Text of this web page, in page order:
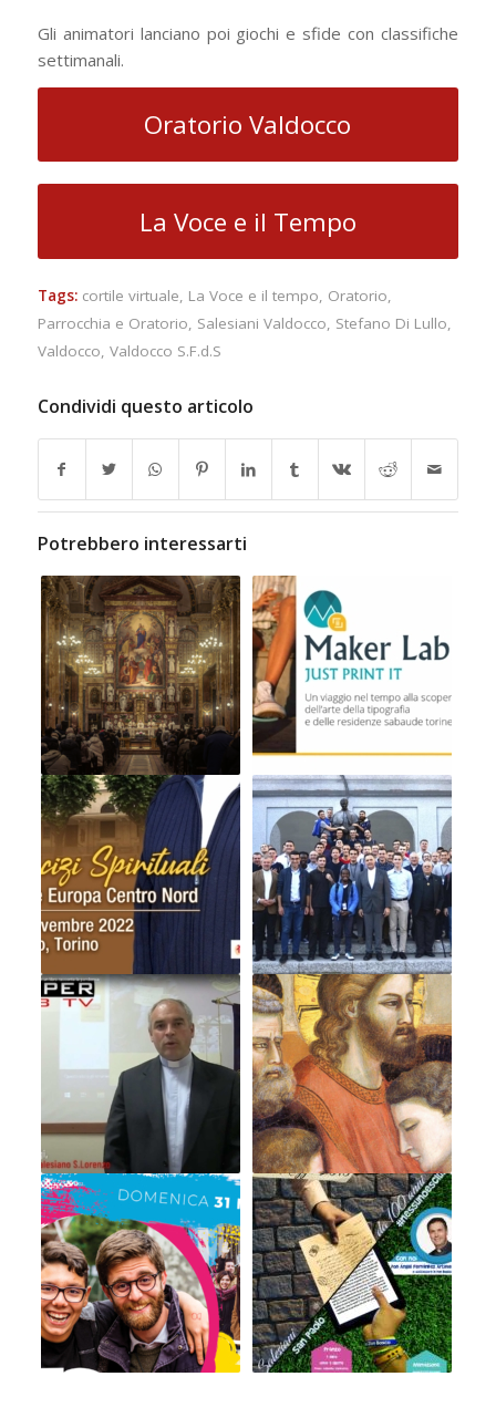
Gli animatori lanciano poi giochi e sfide con classifiche
settimanali.
Oratorio Valdocco
La Voce e il Tempo
Tags: cortile virtuale, La Voce e il tempo, Oratorio,
Parrocchia e Oratorio, Salesiani Valdocco, Stefano Di Lullo,
Valdocco, Valdocco S.F.d.S
Condividi questo articolo
Potrebbero interessarti